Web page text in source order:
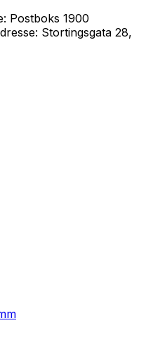
Postboks 1900
Stortingsgata 28,